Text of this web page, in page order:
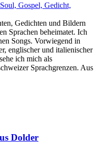
Gospel, Gedicht,
Gedichten und Bildern
Sprachen beheimatet. Ich
Songs. Vorwiegend in
englischer und italienischer
ich mich als
Sprachgrenzen. Aus
Dolder